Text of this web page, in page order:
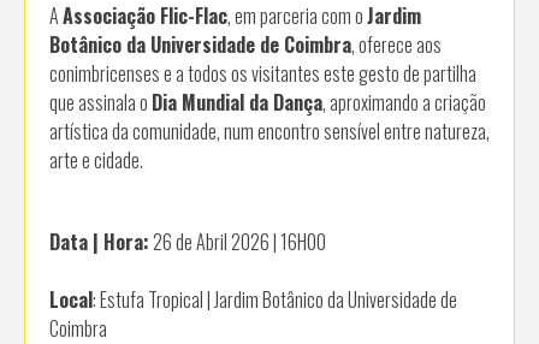
AAssociação Flic-Flac, em parceria com oJardim
Botânico da Universidade de Coimbra, oferece aos
conimbricenses e a todos os visitantes este gesto de partilha
que assinala o Dia Mundial da Dança, aproximando a criação
artística da comunidade, num encontro sensível entre natureza,
arte e cidade.
Data | Hora:26 de Abril 2026 | 16H00
Local: Estufa Tropical | Jardim Botânico da Universidade de
Coimbra